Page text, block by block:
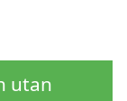
utan